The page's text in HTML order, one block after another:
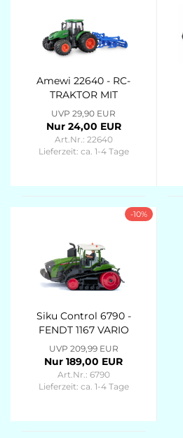
Amewi 22640 - RC-
TRAKTOR MIT
GRUBBER 1:24 RTR
GRÜN
UVP 29,90 EUR
Nur 24,00 EUR
Art.Nr.: 22640
Lieferzeit: ca. 1-4 Tage
-10%
Siku Control 6790 -
FENDT 1167 VARIO
MT MIT BLUETOOTH
APP-STEUERUNG -
1:32
UVP 209,99 EUR
Nur 189,00 EUR
Art.Nr.: 6790
Lieferzeit: ca. 1-4 Tage